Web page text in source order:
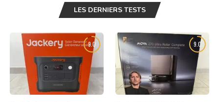
LES DERNIERS TESTS
9.0 9.0